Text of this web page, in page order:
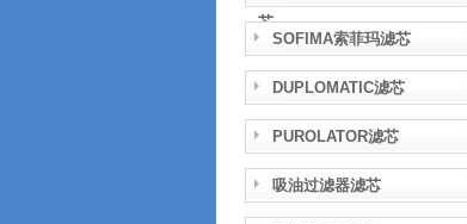
芯
SOFIMA索菲玛滤芯
DUPLOMATIC滤芯
PUROLATOR滤芯
吸油过滤器滤芯